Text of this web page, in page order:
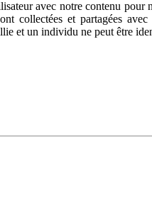
avec notre contenu
collectées et partagées
et un individu ne peut être